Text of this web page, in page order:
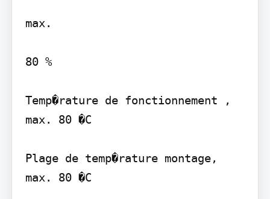
max.
80 %
Temp�rature de fonctionnement ,
max. 80 �C
Plage de temp�rature montage,
max. 80 �C